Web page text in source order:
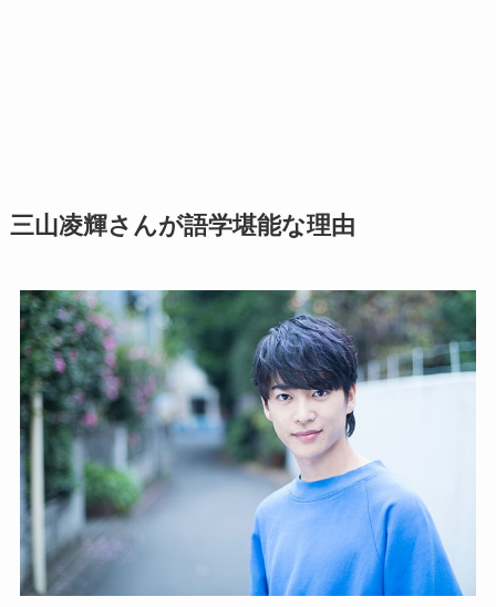
三山凌輝さんが語学堪能な理由